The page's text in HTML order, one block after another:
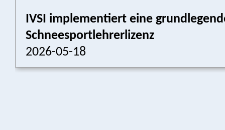
IVSI implementiert eine
Schneesportlehrerlizenz
2026-05-18